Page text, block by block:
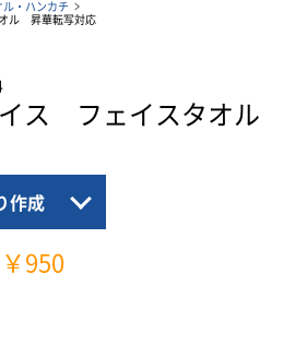
ル・ハンカチ
ル 昇華転写対応
イス フェイスタオル
作成
950